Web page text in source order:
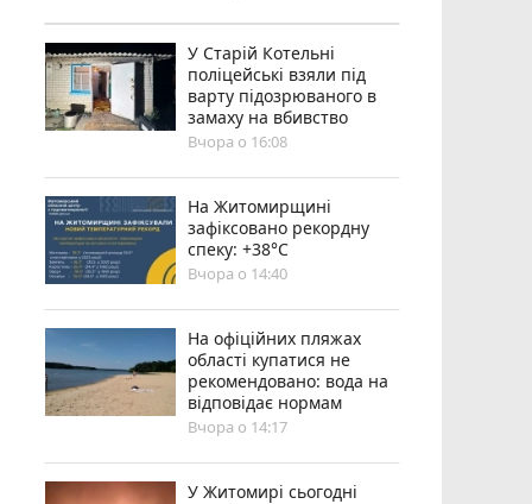
У Старій Котельні
поліцейські взяли під
варту підозрюваного в
замаху на вбивство
Вчора о 16:08
Н️а Житомирщині
зафіксовано рекордну
спеку: +38°C
Вчора о 14:40
На офіційних пляжах
області купатися не
рекомендовано: вода на
відповідає нормам
Вчора о 14:17
У Житомирі сьогодні